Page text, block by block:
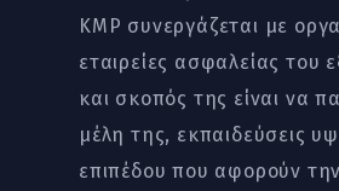
KMP συνεργάζεται με
εταιρείες ασφαλείας του
και σκοπός της είναι να
μέλη της, εκπαιδεύσεις
επιπέδου που αφορούν